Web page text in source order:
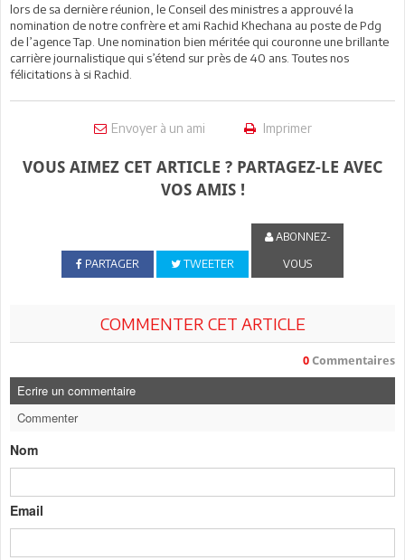
lors de sa dernière réunion, le Conseil des ministres a approuvé la
nomination de notre confrère et ami Rachid Khechana au poste de Pdg
de l’agence Tap. Une nomination bien méritée qui couronne une brillante
carrière journalistique qui s’étend sur près de 40 ans. Toutes nos
félicitations à si Rachid.
Envoyer à un ami Imprimer
VOUS AIMEZ CET ARTICLE ? PARTAGEZ-LE AVEC
VOS AMIS !
PARTAGER TWEETER
ABONNEZ-
VOUS
COMMENTER CET ARTICLE
0 Commentaires
Ecrire un commentaire
Commenter
Nom
Email